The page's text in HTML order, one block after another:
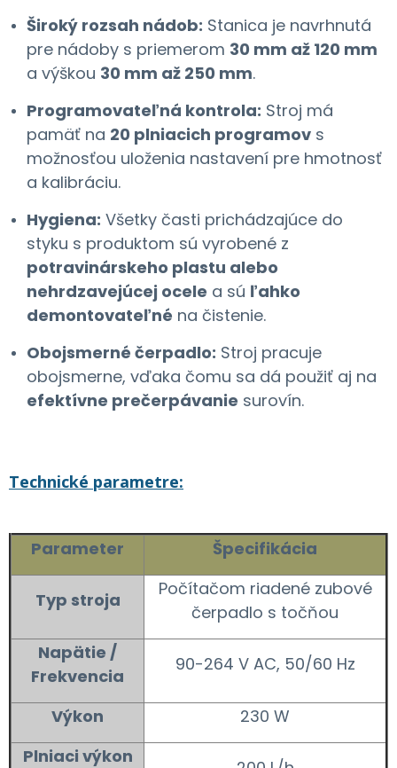
Široký rozsah nádob: Stanica je navrhnutá
pre nádoby s priemerom 30 mm až 120 mm
a výškou 30 mm až 250 mm.
Programovateľná kontrola: Stroj má
pamäť na 20 plniacich programov s
možnosťou uloženia nastavení pre hmotnosť
a kalibráciu.
Hygiena: Všetky časti prichádzajúce do
styku s produktom sú vyrobené z
potravinárskeho plastu alebo
nehrdzavejúcej ocele a sú ľahko
demontovateľné na čistenie.
Obojsmerné čerpadlo: Stroj pracuje
obojsmerne, vďaka čomu sa dá použiť aj na
efektívne prečerpávanie surovín.
Technické parametre:
Parameter Špecifikácia
Typ stroja
Počítačom riadené zubové
čerpadlo s točňou
Napätie /
Frekvencia
90-264 V AC, 50/60 Hz
Výkon
230 W
Plniaci výkon